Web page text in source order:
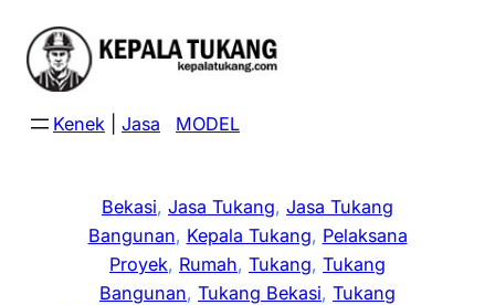
content
Kenek Jasa MODEL
Bekasi, Jasa Tukang, Jasa Tukang
Bangunan, Kepala Tukang, Pelaksana
Proyek, Rumah, Tukang, Tukang
Bangunan, Tukang Bekasi, Tukang